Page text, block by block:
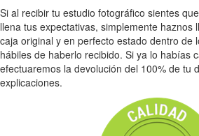
Si al recibir tu estudio fotográfico sientes
llena tus expectativas, simplemente haznos
caja original y en perfecto estado dentro de
hábiles de haberlo recibido. Si ya lo habías
efectuaremos la devolución del 100% de tu
explicaciones.